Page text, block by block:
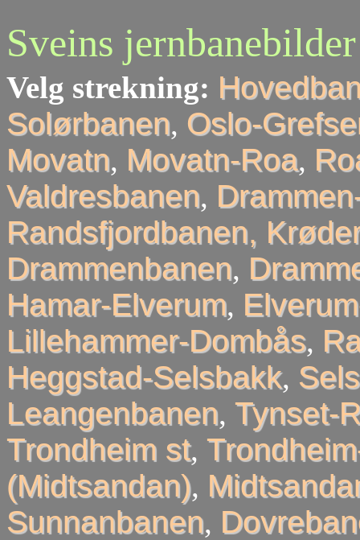
Sveins jernbanebilder
Velg strekning:
Solørbanen, Oslo-
Movatn, Movatn-Roa,
Valdresbanen,
Randsfjordbanen,
Drammenbanen,
Hamar-Elverum,
Lillehammer-Dombås,
Heggstad-Selsbakk,
Leangenbanen, Tynset-
Trondheim st,
(Midtsandan),
Sunnanbanen,